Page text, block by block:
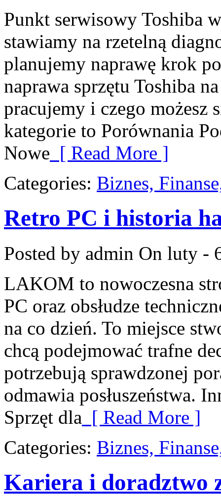
Punkt serwisowy Toshiba
stawiamy na rzetelną
planujemy naprawę krok
naprawa sprzętu Toshiba
pracujemy i czego możesz
kategorie to Porównania
Nowe [ Read More ]
Categories: Biznes,
Retro PC i historia
Posted by admin On luty -
LAKOM to nowoczesna
PC oraz obsłudze
na co dzień. To miejsce
chcą podejmować trafne
potrzebują sprawdzonej
odmawia posłuszeństwa.
Sprzęt dla [ Read More ]
Categories: Biznes,
Kariera i doradztwo